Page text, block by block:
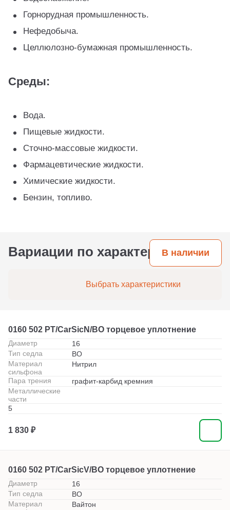
Горнорудная промышленность.
Нефедобыча.
Целлюлозно-бумажная промышленность.
Среды:
Вода.
Пищевые жидкости.
Сточно-массовые жидкости.
Фармацевтические жидкости.
Химические жидкости.
Бензин, топливо.
Вариации по характеристикам
В наличии
Выбрать характеристики
0160 502 PT/CarSicN/BO торцевое уплотнение
Диаметр
16
Тип седла
BO
Материал
сильфона
Нитрил
Пара трения
графит-карбид кремния
Металлические
части
5
1 830 ₽
0160 502 PT/CarSicV/BO торцевое уплотнение
Диаметр
16
Тип седла
BO
Материал
Вайтон